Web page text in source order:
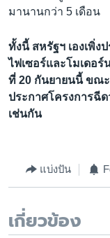
มานานกว่า 5 เดือน
ทั้งนี้ สหรัฐฯ เองเพิ่
ไฟเซอร์และโมเดอ
ที่ 20 กันยายนนี้ ขณะ
ประกาศโครงการฉี
เช่นกัน
แบ่งปัน
เกี่ยวข้อง